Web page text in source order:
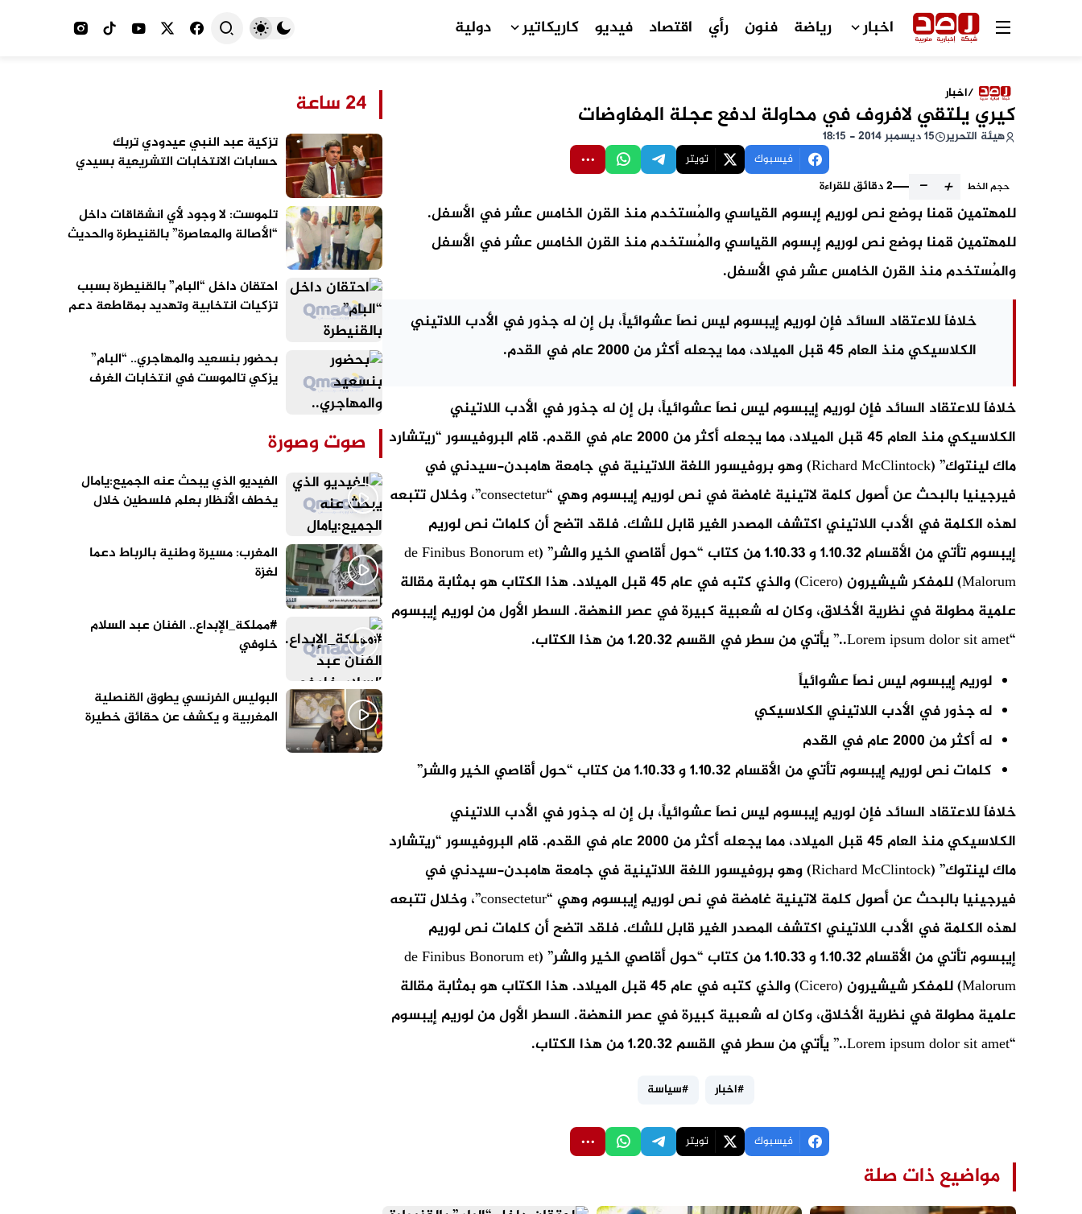
اخبار رياضة فنون رأي اقتصاد فيديو كاريكاتير دولية
/اخبار
كيري يلتقي لافروف في محاولة لدفع عجلة المفاوضات
هيئة التحرير
15 ديسمبر 2014 - 18:15
فيسبوك
تويتر
حجم الخط +
- 2 دقائق للقراءة
للمهتمين قمنا بوضع نص لوريم إبسوم القياسي والمُستخدم منذ القرن الخامس عشر في الأسفل.
للمهتمين قمنا بوضع نص لوريم إبسوم القياسي والمُستخدم منذ القرن الخامس عشر في الأسفل
والمُستخدم منذ القرن الخامس عشر في الأسفل.
خلافاَ للاعتقاد السائد فإن لوريم إيبسوم ليس نصاَ عشوائياً، بل إن له جذور في الأدب اللاتيني
الكلاسيكي منذ العام 45 قبل الميلاد، مما يجعله أكثر من 2000 عام في القدم.
خلافاَ للاعتقاد السائد فإن لوريم إيبسوم ليس نصاَ عشوائياً، بل إن له جذور في الأدب اللاتيني
الكلاسيكي منذ العام 45 قبل الميلاد، مما يجعله أكثر من 2000 عام في القدم. قام البروفيسور “ريتشارد
ماك لينتوك” (Richard McClintock) وهو بروفيسور اللغة اللاتينية في جامعة هامبدن-سيدني في
فيرجينيا بالبحث عن أصول كلمة لاتينية غامضة في نص لوريم إيبسوم وهي “consectetur”، وخلال تتبعه
لهذه الكلمة في الأدب اللاتيني اكتشف المصدر الغير قابل للشك. فلقد اتضح أن كلمات نص لوريم
إيبسوم تأتي من الأقسام 1.10.32 و 1.10.33 من كتاب “حول أقاصي الخير والشر” (de Finibus Bonorum et
Malorum) للمفكر شيشيرون (Cicero) والذي كتبه في عام 45 قبل الميلاد. هذا الكتاب هو بمثابة مقالة
علمية مطولة في نظرية الأخلاق، وكان له شعبية كبيرة في عصر النهضة. السطر الأول من لوريم إيبسوم
“Lorem ipsum dolor sit amet..” يأتي من سطر في القسم 1.20.32 من هذا الكتاب.
لوريم إيبسوم ليس نصاَ عشوائياً
له جذور في الأدب اللاتيني الكلاسيكي
له أكثر من 2000 عام في القدم
كلمات نص لوريم إيبسوم تأتي من الأقسام 1.10.32 و 1.10.33 من كتاب “حول أقاصي الخير والشر”
خلافاَ للاعتقاد السائد فإن لوريم إيبسوم ليس نصاَ عشوائياً، بل إن له جذور في الأدب اللاتيني
الكلاسيكي منذ العام 45 قبل الميلاد، مما يجعله أكثر من 2000 عام في القدم. قام البروفيسور “ريتشارد
ماك لينتوك” (Richard McClintock) وهو بروفيسور اللغة اللاتينية في جامعة هامبدن-سيدني في
فيرجينيا بالبحث عن أصول كلمة لاتينية غامضة في نص لوريم إيبسوم وهي “consectetur”، وخلال تتبعه
لهذه الكلمة في الأدب اللاتيني اكتشف المصدر الغير قابل للشك. فلقد اتضح أن كلمات نص لوريم
إيبسوم تأتي من الأقسام 1.10.32 و 1.10.33 من كتاب “حول أقاصي الخير والشر” (de Finibus Bonorum et
Malorum) للمفكر شيشيرون (Cicero) والذي كتبه في عام 45 قبل الميلاد. هذا الكتاب هو بمثابة مقالة
علمية مطولة في نظرية الأخلاق، وكان له شعبية كبيرة في عصر النهضة. السطر الأول من لوريم إيبسوم
“Lorem ipsum dolor sit amet..” يأتي من سطر في القسم 1.20.32 من هذا الكتاب.
#اخبار #سياسة
فيسبوك تويتر
مواضيع ذات صلة
24 ساعة
تزكية عبد النبي عيدودي تربك
حسابات الانتخابات التشريعية بسيدي
تلموست: لا وجود لأي انشقاقات داخل
“الأصالة والمعاصرة” بالقنيطرة والحديث
احتقان داخل “البام” بالقنيطرة بسبب
تزكيات انتخابية وتهديد بمقاطعة دعم
بحضور بنسعيد والمهاجري.. “البام”
يزكي تالموست في انتخابات الغرف
صوت وصورة
الفيديو الذي يبحث عنه الجميع:يامال
يخطف الأنظار بعلم فلسطين خلال
المغرب: مسيرة وطنية بالرباط دعما
لغزة
#مملكة_الإبداع.. الفنان عبد السلام
خلوفي
البوليس الفرنسي يطوق القنصلية
المغربية و يكشف عن حقائق خطيرة